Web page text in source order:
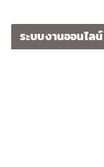
ระบบงานออนไลน์